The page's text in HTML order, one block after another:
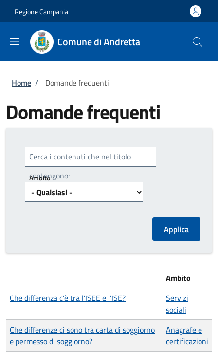
Regione Campania
Comune di Andretta
Briciole di pane
Home / Domande frequenti
Domande frequenti
Cerca i contenuti che nel titolo
contengono:
Ambito
Ambito
Che differenza c'è tra l'ISEE e l'ISE?
Servizi
sociali
Che differenze ci sono tra carta di soggiorno
e permesso di soggiorno?
Anagrafe e
certificazioni